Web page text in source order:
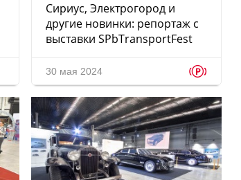
Сириус, Электрогород и
другие новинки: репортаж с
выставки SPbTransportFest
30 мая 2024 p